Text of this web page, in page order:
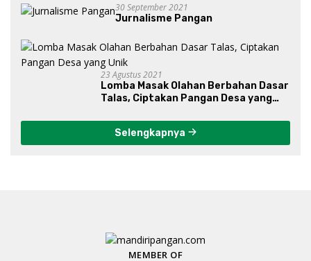
30 September 2021
Jurnalisme Pangan
23 Agustus 2021
Lomba Masak Olahan Berbahan Dasar
Talas, Ciptakan Pangan Desa yang
Selengkapnya
MEMBER OF